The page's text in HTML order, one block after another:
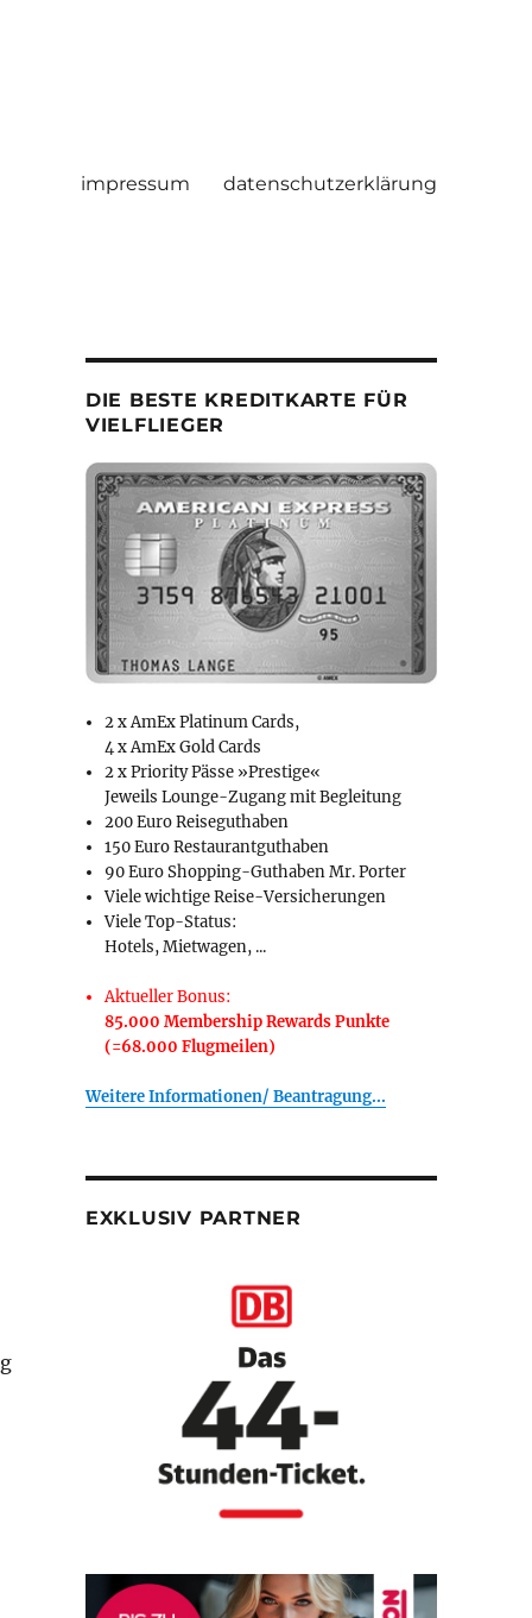
impressum datenschutzerklärung
DIE BESTE KREDITKARTE FÜR
VIELFLIEGER
2 x AmEx Platinum Cards,
4 x AmEx Gold Cards
2 x Priority Pässe »Prestige«
Jeweils Lounge-Zugang mit Begleitung
200 Euro Reiseguthaben
150 Euro Restaurantguthaben
90 Euro Shopping-Guthaben Mr. Porter
Viele wichtige Reise-Versicherungen
Viele Top-Status:
Hotels, Mietwagen, ...
Aktueller Bonus:
85.000 Membership Rewards Punkte
(=68.000 Flugmeilen)
Weitere Informationen/ Beantragung...
EXKLUSIV PARTNER